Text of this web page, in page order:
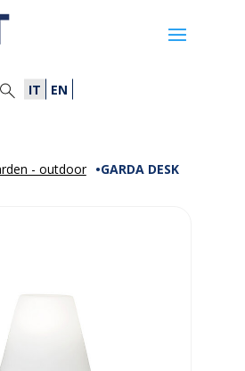
- outdoor •GARDA DESK
IT EN